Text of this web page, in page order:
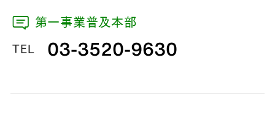
第一事業普及本部
TEL 03-3520-9630